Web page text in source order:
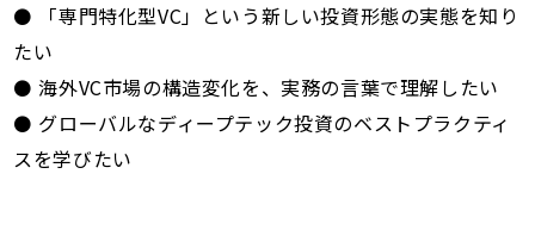
⚫ 「専門特化型VC」という新しい投資形態の実態を知り
たい
⚫ 海外VC市場の構造変化を、実務の言葉で理解したい
⚫ グローバルなディープテック投資のベストプラクティ
スを学びたい